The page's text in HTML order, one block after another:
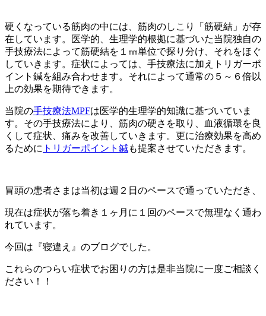
硬くなっている筋肉の中には、筋肉のしこり「筋硬結」が存
在しています。医学的、生理学的根拠に基づいた当院独自の
手技療法によって筋硬結を１㎜単位で探り分け、それをほぐ
していきます。症状によっては、手技療法に加えトリガーポ
イント鍼を組み合わせます。それによって通常の５～６倍以
上の効果を期待できます。
当院の手技療法MPFは医学的生理学的知識に基づいていま
す。その手技療法により、筋肉の硬さを取り、血液循環を良
くして症状、痛みを改善していきます。更に治療効果を高め
るために トリガーポイント鍼も提案させていただきます。
冒頭の患者さまは当初は週２日のペースで通っていただき、
現在は症状が落ち着き１ヶ月に１回のペースで無理なく通わ
れています。
今回は『寝違え』のブログでした。
これらのつらい症状でお困りの方は是非当院に一度ご相談く
ださい！！